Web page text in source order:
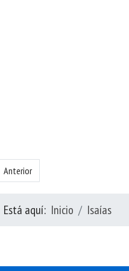
Artículo anterior: Libro de Isaías -
Anterior
Está aquí: Inicio Isaías